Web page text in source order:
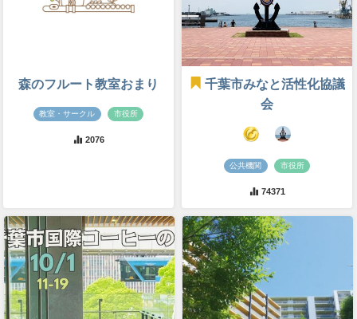
森のフルート教室おまり
教室・サークル 市役所
2076
千葉市みなと活性化協議
会
公共機関 市役所
74371